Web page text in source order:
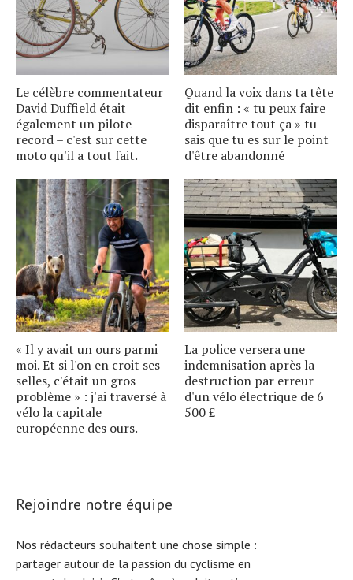
Le célèbre commentateur
David Duffield était
également un pilote
record – c'est sur cette
moto qu'il a tout fait.
Quand la voix dans ta tête
dit enfin : « tu peux faire
disparaître tout ça » tu
sais que tu es sur le point
d'être abandonné
« Il y avait un ours parmi
moi. Et si l'on en croit ses
selles, c'était un gros
problème » : j'ai traversé à
vélo la capitale
européenne des ours.
La police versera une
indemnisation après la
destruction par erreur
d'un vélo électrique de 6
500 £
Rejoindre notre équipe
Nos rédacteurs souhaitent une chose simple :
partager autour de la passion du cyclisme en